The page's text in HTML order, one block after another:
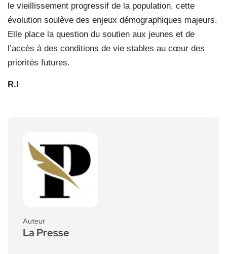
le vieillissement progressif de la population, cette
évolution soulève des enjeux démographiques majeurs.
Elle place la question du soutien aux jeunes et de
l’accès à des conditions de vie stables au cœur des
priorités futures.
R.I
Auteur
La Presse